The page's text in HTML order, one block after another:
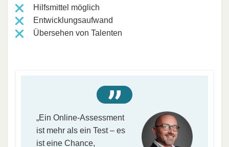
Hilfsmittel möglich
Entwicklungsaufwand
Übersehen von Talenten
„Ein Online-Assessment
ist mehr als ein Test – es
ist eine Chance,